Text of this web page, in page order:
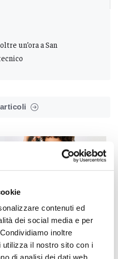
contenuti ed
dei social media e per
inoltre
utilizza il nostro sito con i
un’ora a San